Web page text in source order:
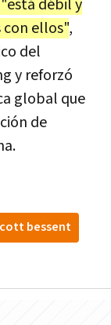
débil y
con ellos",
del
y reforzó
global que
de
bessent